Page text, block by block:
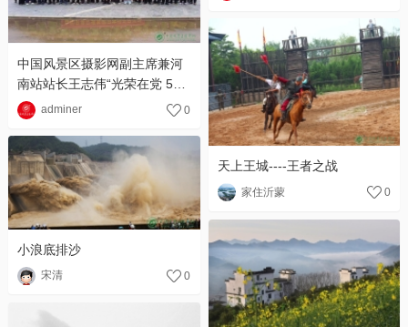
中国风景区摄影网副主席兼河
南站站长王志伟“光荣在党 50
年” 纪念章颁发
adminer 0
天上王城----王者之战
家住沂蒙 0
小浪底排沙
宋清 0